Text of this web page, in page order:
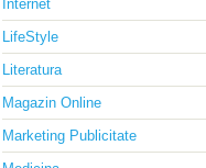
Internet
LifeStyle
Literatura
Magazin Online
Marketing Publicitate